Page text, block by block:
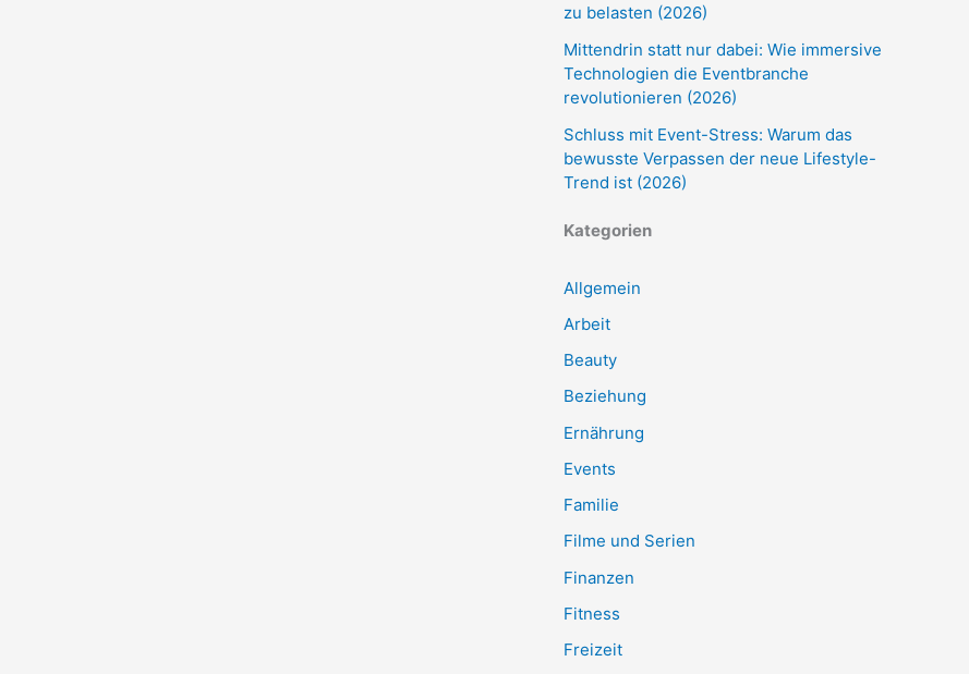
zu belasten (2026)
Mittendrin statt nur dabei: Wie immersive
Technologien die Eventbranche
revolutionieren (2026)
Schluss mit Event-Stress: Warum das
bewusste Verpassen der neue Lifestyle-
Trend ist (2026)
Kategorien
Allgemein
Arbeit
Beauty
Beziehung
Ernährung
Events
Familie
Filme und Serien
Finanzen
Fitness
Freizeit